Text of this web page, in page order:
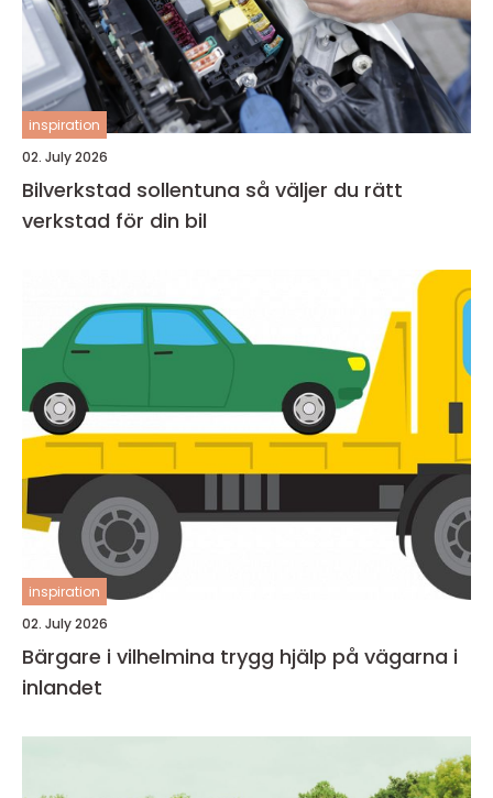
inspiration
02. July 2026
Bilverkstad sollentuna så väljer du rätt
verkstad för din bil
inspiration
02. July 2026
Bärgare i vilhelmina trygg hjälp på vägarna i
inlandet